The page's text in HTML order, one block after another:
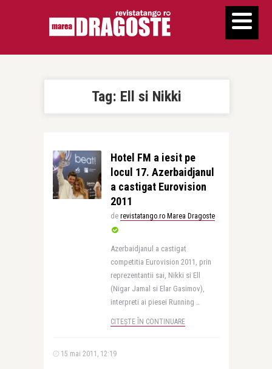
Tag: Ell si Nikki
Hotel FM a iesit pe
locul 17. Azerbaidjanul
a castigat Eurovision
2011
de revistatango.ro Marea Dragoste
Azerbaidjanul a castigat
competitia Eurovision 2011, prin
reprezentantii sai, Nikki si Ell
(Nigar Jamal si Elar Gasimov),
interpreti ai piesei Running ..
CITEȘTE ÎN CONTINUARE
15 mai 2011, 12:19